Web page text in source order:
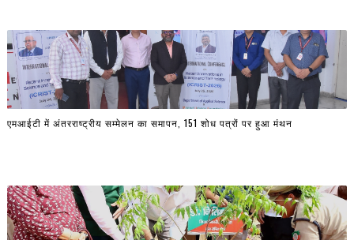
एमआईटी में अंतरराष्ट्रीय सम्मेलन का समापन, 151 शोध पत्रों पर हुआ मंथन